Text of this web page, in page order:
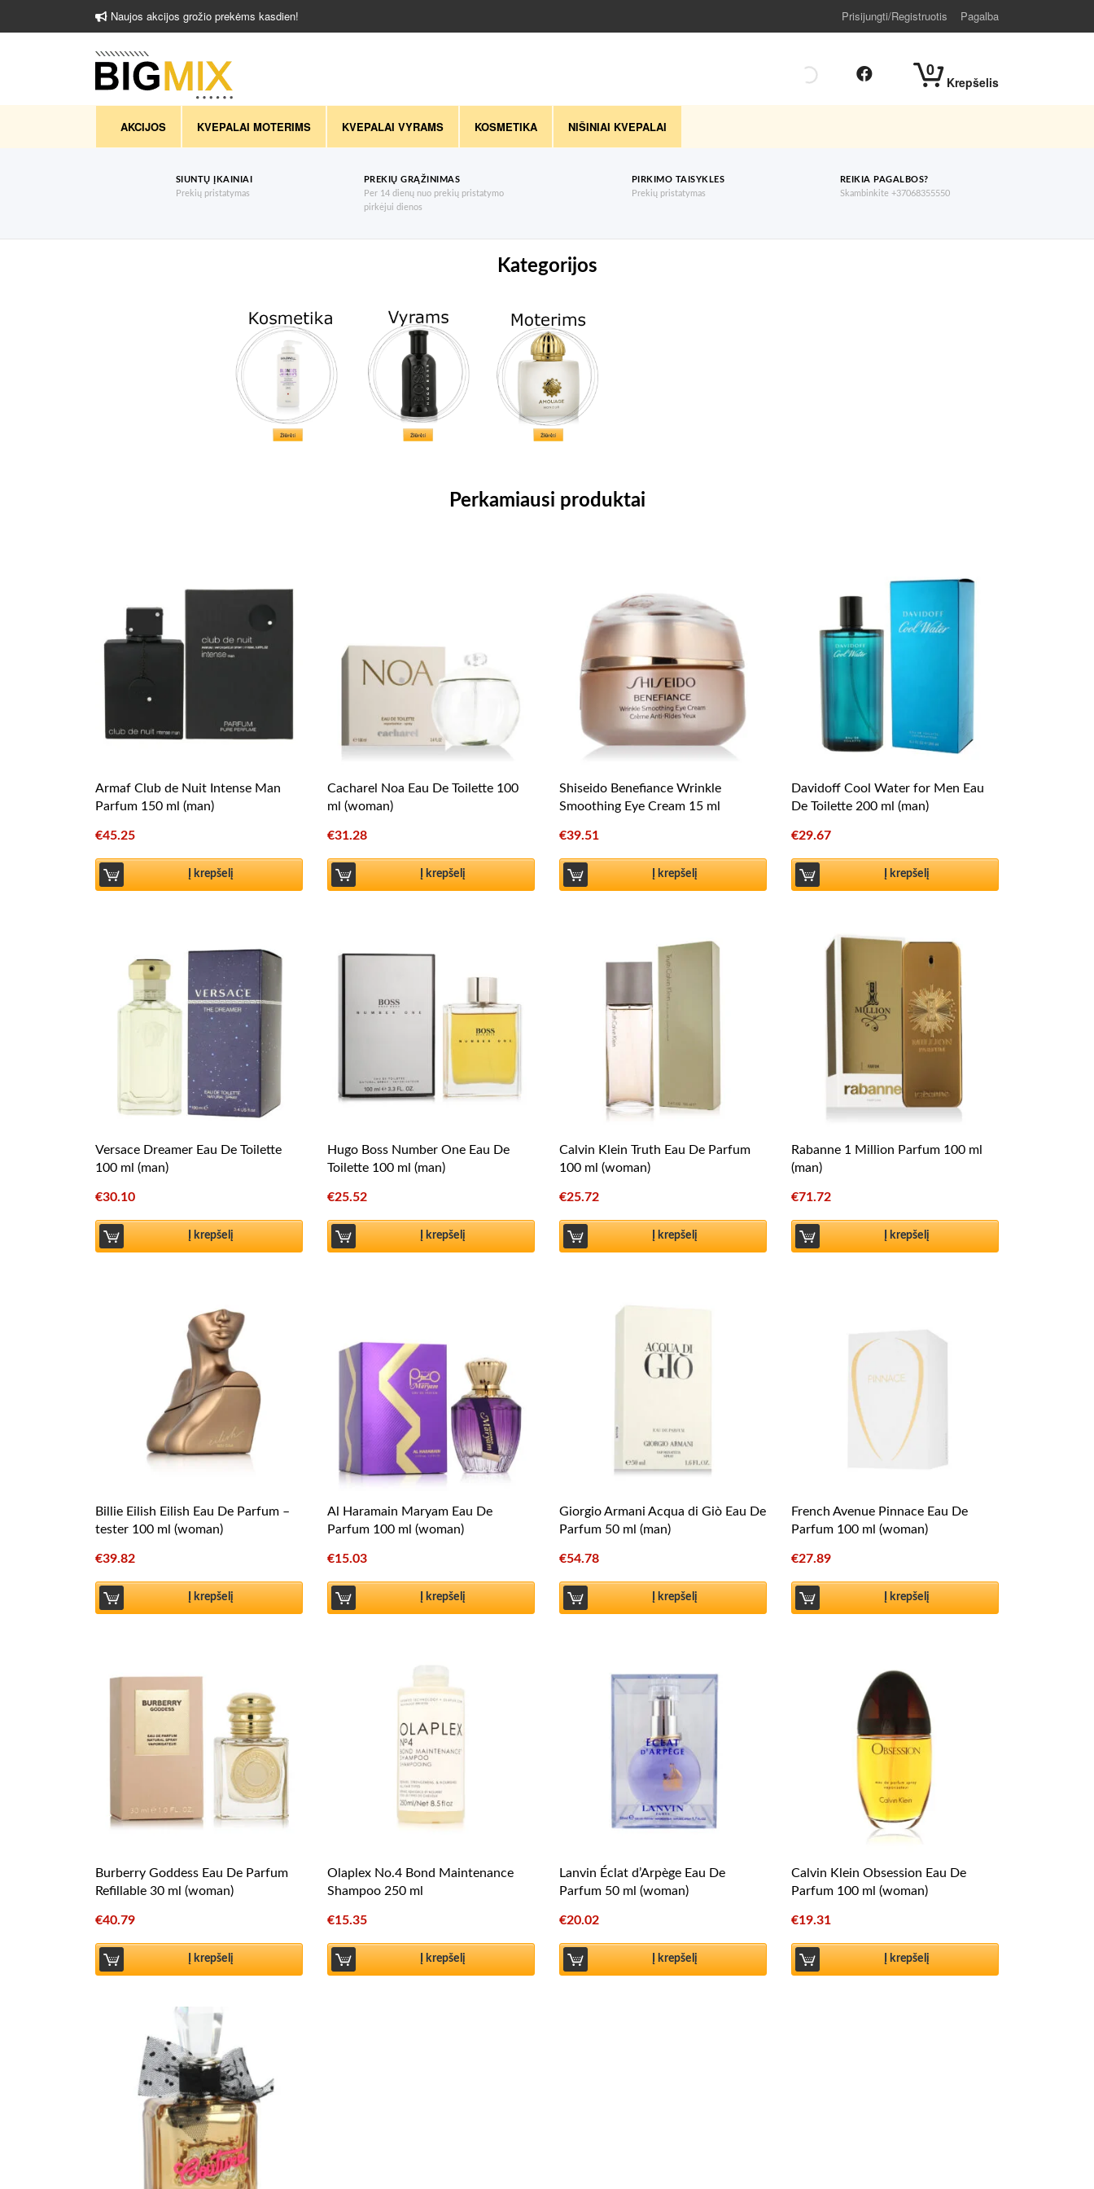
Naujos akcijos grožio prekėms kasdien! Prisijungti/Registruotis Pagalba
0
Krepšelis
AKCIJOS KVEPALAI MOTERIMS KVEPALAI VYRAMS KOSMETIKA NIŠINIAI KVEPALAI
SIUNTŲ ĮKAINIAI
Prekių pristatymas
PREKIŲ GRĄŽINIMAS
Per 14 dienų nuo prekių pristatymo
pirkėjui dienos
PIRKIMO TAISYKLES
Prekių pristatymas
REIKIA PAGALBOS?
Skambinkite +37068355550
Kategorijos
Perkamiausi produktai
Armaf Club de Nuit Intense Man
Parfum 150 ml (man)
€45.25
Į krepšelį
Cacharel Noa Eau De Toilette 100
ml (woman)
€31.28
Į krepšelį
Shiseido Benefiance Wrinkle
Smoothing Eye Cream 15 ml
€39.51
Į krepšelį
Davidoff Cool Water for Men Eau
De Toilette 200 ml (man)
€29.67
Į krepšelį
Versace Dreamer Eau De Toilette
100 ml (man)
€30.10
Į krepšelį
Hugo Boss Number One Eau De
Toilette 100 ml (man)
€25.52
Į krepšelį
Calvin Klein Truth Eau De Parfum
100 ml (woman)
€25.72
Į krepšelį
Rabanne 1 Million Parfum 100 ml
(man)
€71.72
Į krepšelį
Billie Eilish Eilish Eau De Parfum –
tester 100 ml (woman)
€39.82
Į krepšelį
Al Haramain Maryam Eau De
Parfum 100 ml (woman)
€15.03
Į krepšelį
Giorgio Armani Acqua di Giò Eau De
Parfum 50 ml (man)
€54.78
Į krepšelį
French Avenue Pinnace Eau De
Parfum 100 ml (woman)
€27.89
Į krepšelį
Burberry Goddess Eau De Parfum
Refillable 30 ml (woman)
€40.79
Į krepšelį
Olaplex No.4 Bond Maintenance
Shampoo 250 ml
€15.35
Į krepšelį
Lanvin Éclat d’Arpège Eau De
Parfum 50 ml (woman)
€20.02
Į krepšelį
Calvin Klein Obsession Eau De
Parfum 100 ml (woman)
€19.31
Į krepšelį